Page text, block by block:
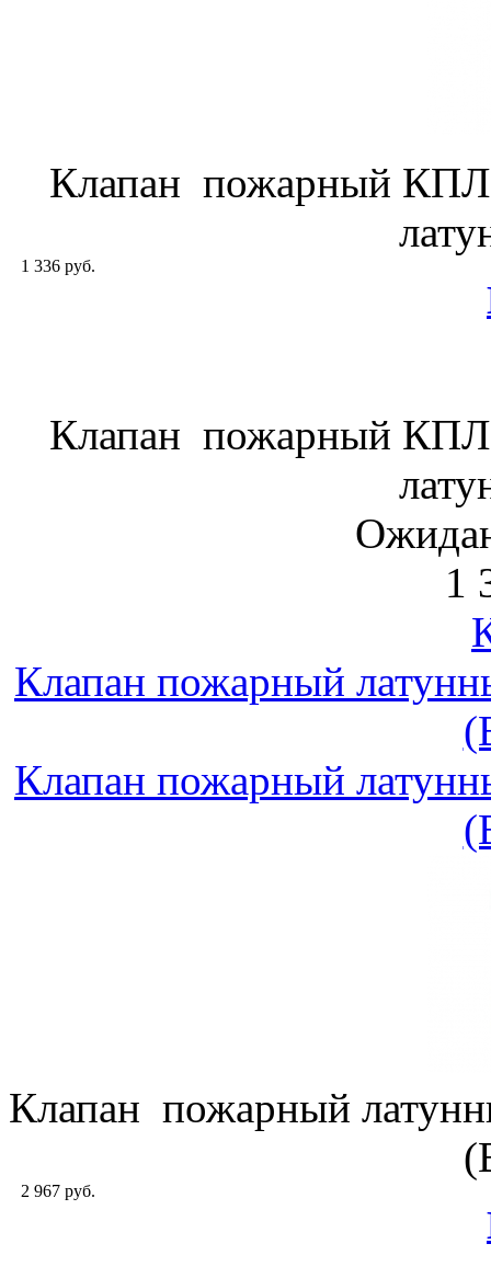
Клапан пожарный
1 336 руб.
Клапан пожарный
1
Клапан пожарный
Клапан пожарный
Клапан пожарный
2 967 руб.